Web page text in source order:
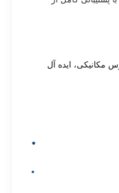
مکانیکی، ایده آل